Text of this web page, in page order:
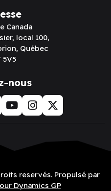
Canada
local 100,
Québec
5V5
nous
reservés. Propulsé par
Dynamics GP